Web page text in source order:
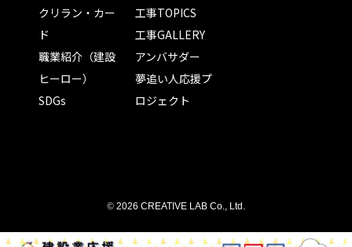
クリラン・カー
ド
職業紹介（建設
ヒーロー）
SDGs
工事TOPICS
工事GALLERY
アンバサダー
夢追い人応援プ
ロジェクト
© 2026 CREATIVE LAB Co., Ltd.